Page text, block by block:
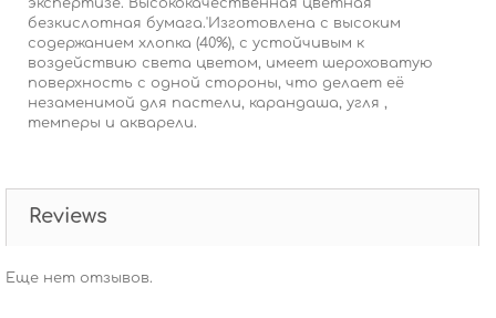
экспертизе. Высококачественная цветная
безкислотная бумага.'Изготовлена с высоким
содержанием хлопка (40%), с устойчивым к
воздействию света цветом, имеет шероховатую
поверхность с одной стороны, что делает её
незаменимой для пастели, карандаша, угля ,
темперы и акварели.
Reviews
Еще нет отзывов.